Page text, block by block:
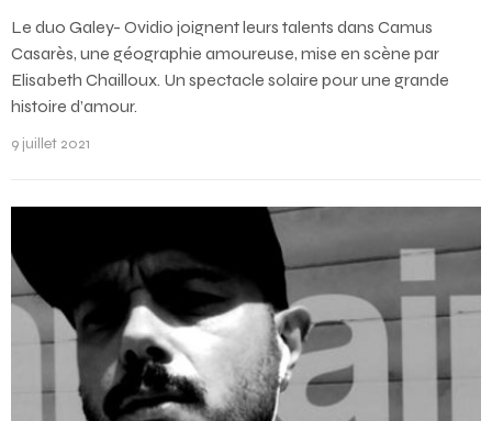
Le duo Galey- Ovidio joignent leurs talents dans Camus
Casarès, une géographie amoureuse, mise en scène par
Elisabeth Chailloux. Un spectacle solaire pour une grande
histoire d’amour.
9 juillet 2021